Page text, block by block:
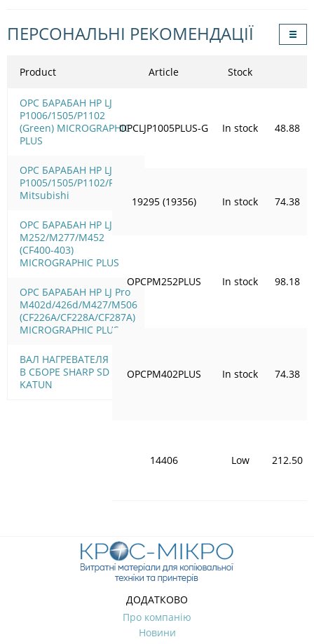
ПЕРСОНАЛЬНІ РЕКОМЕНДАЦІЇ
Product
OPC БАРАБАН HP LJ
P1006/1505/Р1102
(Green) MICROGRAPHIC
PLUS
OPC БАРАБАН HP LJ
P1005/1505/Р1102/Р1566
Mitsubishi
OPC БАРАБАН HP LJ Pro
M252/M277/M452
(CF400-403)
MICROGRAPHIC PLUS
OPC БАРАБАН HP LJ Pro
M402d/426d/M427/M506
(CF226A/CF228A/CF287A)
MICROGRAPHIC PLUS
ВАЛ НАГРЕВАТЕЛЯ 125K
В СБОРЕ SHARP SD 2060
KATUN
Article Stock
OPCLJP1005PLUS-G In stock 48.88
19295 (19356) In stock 74.38
OPCPM252PLUS In stock 98.18
OPCPM402PLUS In stock 74.38
14406 Low 212.50
ДОДАТКОВО
Про компанію
Новини